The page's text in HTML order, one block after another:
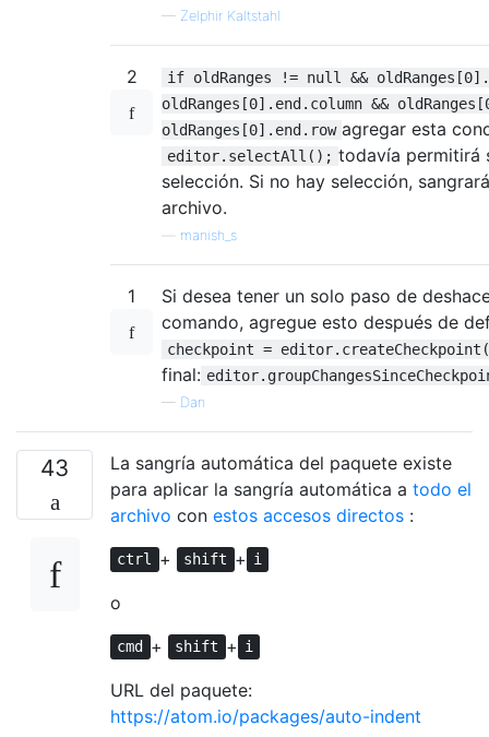
— Zelphir Kaltstahl
2
if oldRanges != null &&
oldRanges[0].end.column &&
oldRanges[0].end.row agregar esta
editor.selectAll(); todavía permitirá
selección. Si no hay selección,
archivo.
manish_s
1
Si desea tener un solo paso de
comando, agregue esto después de
checkpoint =
final:
— Dan
43
La sangría automática del paquete existe
para aplicar la sangría automática a todo el
archivo con estos accesos directos :
ctrl + shift + i
o
cmd + shift + i
URL del paquete:
https://atom.io/packages/auto-indent